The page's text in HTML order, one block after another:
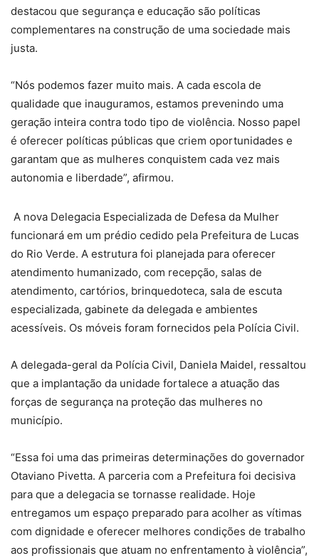
destacou que segurança e educação são políticas
complementares na construção de uma sociedade mais
justa.
“Nós podemos fazer muito mais. A cada escola de
qualidade que inauguramos, estamos prevenindo uma
geração inteira contra todo tipo de violência. Nosso papel
é oferecer políticas públicas que criem oportunidades e
garantam que as mulheres conquistem cada vez mais
autonomia e liberdade”, afirmou.
A nova Delegacia Especializada de Defesa da Mulher
funcionará em um prédio cedido pela Prefeitura de Lucas
do Rio Verde. A estrutura foi planejada para oferecer
atendimento humanizado, com recepção, salas de
atendimento, cartórios, brinquedoteca, sala de escuta
especializada, gabinete da delegada e ambientes
acessíveis. Os móveis foram fornecidos pela Polícia Civil.
A delegada-geral da Polícia Civil, Daniela Maidel, ressaltou
que a implantação da unidade fortalece a atuação das
forças de segurança na proteção das mulheres no
município.
“Essa foi uma das primeiras determinações do governador
Otaviano Pivetta. A parceria com a Prefeitura foi decisiva
para que a delegacia se tornasse realidade. Hoje
entregamos um espaço preparado para acolher as vítimas
com dignidade e oferecer melhores condições de trabalho
aos profissionais que atuam no enfrentamento à violência”,